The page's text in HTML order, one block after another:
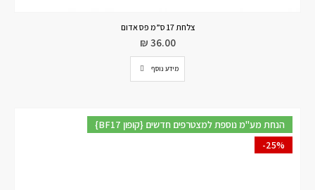
צלחת 17 ס”מ פס אדום
₪ 36.00
מידע נוסף
{BF17 קופון} הנחת מע"מ נוספת למצטרפים חדשים
-25%